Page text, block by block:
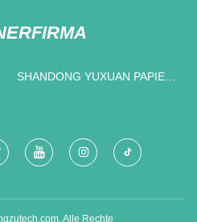
SHANDONG YUXUAN PAPIER
Alle Rechte